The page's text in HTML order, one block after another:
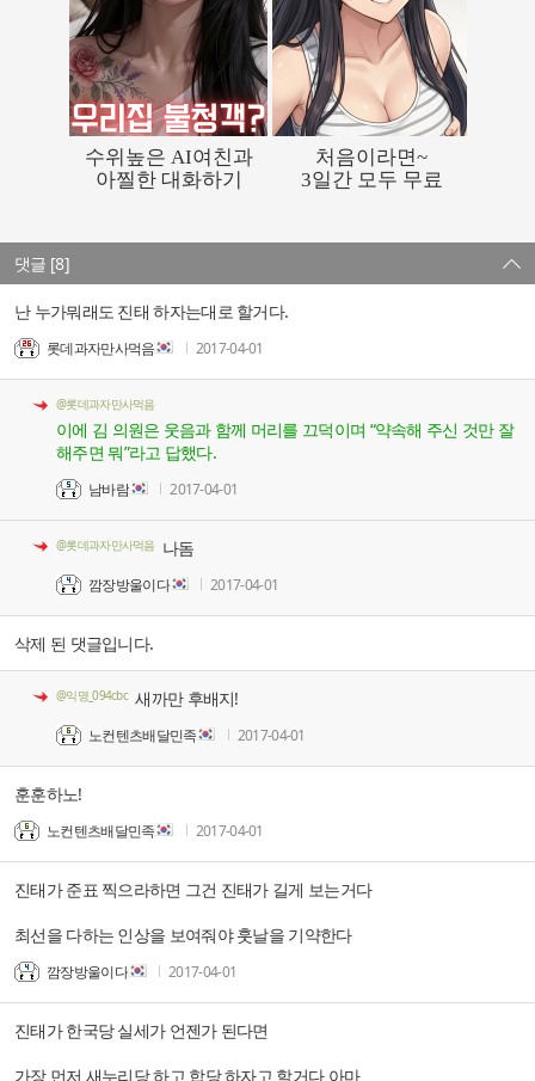
댓글 [8]
난 누가뭐래도 진태 하자는대로 할거다.
롯데과자만사먹음 2017-04-01
@롯데과자만사먹음
이에 김 의원은 웃음과 함께 머리를 끄덕이며 “약속해 주신 것만 잘
해주면 뭐”라고 답했다.
남바람 2017-04-01
@롯데과자만사먹음 나돔
깜장방울이다 2017-04-01
삭제 된 댓글입니다.
@익명_094cbc 새까만 후배지!
노컨텐츠배달민족 2017-04-01
훈훈하노!
노컨텐츠배달민족 2017-04-01
진태가 준표 찍으라하면 그건 진태가 길게 보는거다
최선을 다하는 인상을 보여줘야 훗날을 기약한다
깜장방울이다 2017-04-01
진태가 한국당 실세가 언젠가 된다면
가장 먼저 새누리당 하고 합당 하자고 할거다 아마